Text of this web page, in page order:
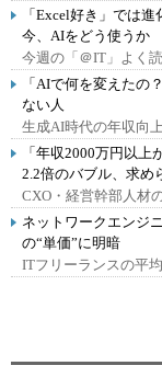
「Excel好き」では
今、AIをどう使うか
今週の「＠IT」よく
「AIで何を変えたの
ない人
生成AI時代の年収向
「年収2000万円以
2.2倍のバブル、求め
CXO・経営幹部人材
ネットワークエンジ
の“単価”に明暗
ITフリーランスの平